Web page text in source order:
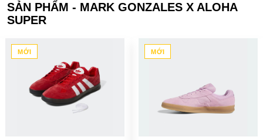
SẢN PHẨM - MARK GONZALES X ALOHA
SUPER
MỚI MỚI